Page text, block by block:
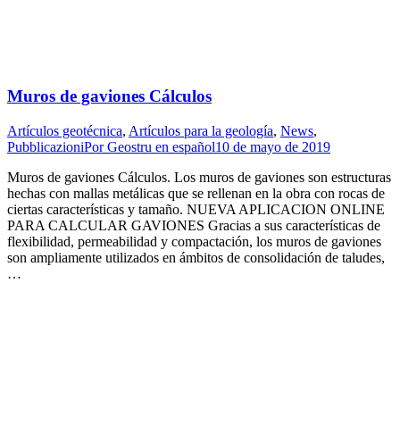
Muros de gaviones Cálculos
Artículos geotécnica, Artículos para la geología, News,
PubblicazioniPorGeostru en español10 de mayo de 2019
Muros de gaviones Cálculos. Los muros de gaviones son estructuras
hechas con mallas metálicas que se rellenan en la obra con rocas de
ciertas características y tamaño. NUEVA APLICACION ONLINE
PARA CALCULAR GAVIONES Gracias a sus características de
flexibilidad, permeabilidad y compactación, los muros de gaviones
son ampliamente utilizados en ámbitos de consolidación de taludes,
…